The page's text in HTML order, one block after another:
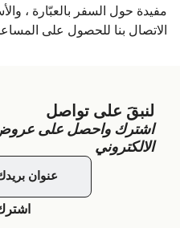
مفيدة حول السفر بالعبّارة ،
الاتصال بنا للحصول على
لنبقَ على تواصل
اشترك واحصل على
الالكتروني